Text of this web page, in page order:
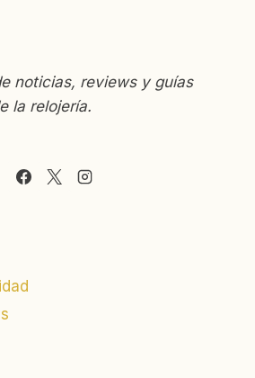
noticias, reviews y guías
la relojería.